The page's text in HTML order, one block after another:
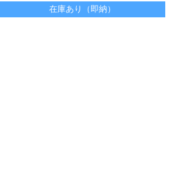
在庫あり（即納）